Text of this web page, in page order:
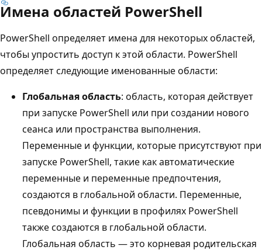
Имена областей PowerShell
PowerShell определяет имена для некоторых областей,
чтобы упростить доступ к этой области. PowerShell
определяет следующие именованные области:
Глобальная область: область, которая действует
при запуске PowerShell или при создании нового
сеанса или пространства выполнения.
Переменные и функции, которые присутствуют при
запуске PowerShell, такие как автоматические
переменные и переменные предпочтения,
создаются в глобальной области. Переменные,
псевдонимы и функции в профилях PowerShell
также создаются в глобальной области.
Глобальная область — это корневая родительская